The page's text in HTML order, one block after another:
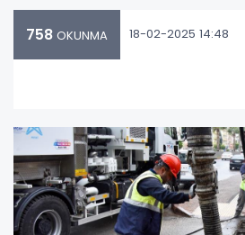
758 OKUNMA 18-02-2025 14:48